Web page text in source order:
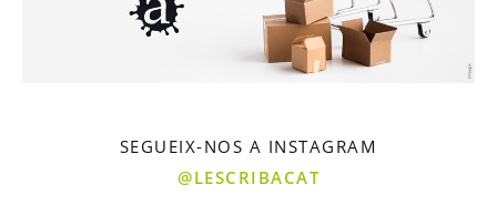
SEGUEIX-NOS A INSTAGRAM
@LESCRIBACAT